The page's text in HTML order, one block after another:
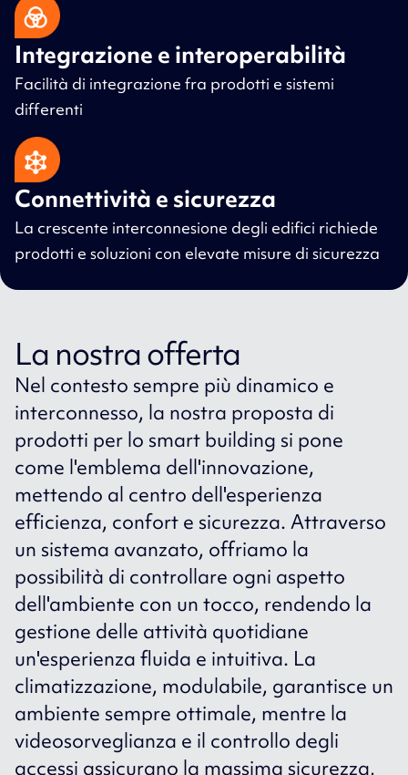
Integrazione e interoperabilità
Facilità di integrazione fra prodotti e sistemi
differenti
Connettività e sicurezza
La crescente interconnesione degli edifici richiede
prodotti e soluzioni con elevate misure di sicurezza
La nostra offerta
Nel contesto sempre più dinamico e
interconnesso, la nostra proposta di
prodotti per lo smart building si pone
come l'emblema dell'innovazione,
mettendo al centro dell'esperienza
efficienza, confort e sicurezza. Attraverso
un sistema avanzato, offriamo la
possibilità di controllare ogni aspetto
dell'ambiente con un tocco, rendendo la
gestione delle attività quotidiane
un'esperienza fluida e intuitiva. La
climatizzazione, modulabile, garantisce un
ambiente sempre ottimale, mentre la
videosorveglianza e il controllo degli
accessi assicurano la massima sicurezza,